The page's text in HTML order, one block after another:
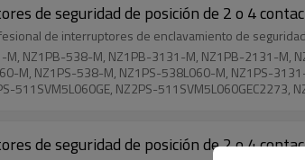
de seguridad de posición de 2 o 4
de interruptores de enclavamiento de
NZ1PB-538-M, NZ1PB-3131-M, NZ1PB-2131-M,
M, NZ1PS-538-M, NZ1PS-538L060-M, NZ1PS-
511SVM5L060GE, NZ2PS-
de seguridad de posición de 2 o 4